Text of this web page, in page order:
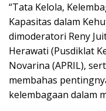
“Tata Kelola,
Kapasitas dalam
dimoderatori Reny
Herawati (Pusdiklat
Novarina (APRIL),
membahas
kelembagaan dalam